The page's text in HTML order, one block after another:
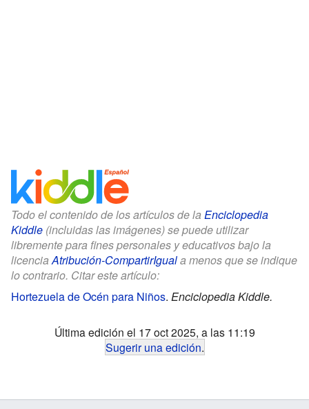
Todo el contenido de los artículos de la Enciclopedia
Kiddle (incluidas las imágenes) se puede utilizar
libremente para fines personales y educativos bajo la
licenciaAtribución-CompartirIguala menos que se indique
lo contrario. Citar este artículo:
Hortezuela de Océn para Niños. Enciclopedia Kiddle.
Última edición el 17 oct 2025, a las 11:19
Sugerir una edición.